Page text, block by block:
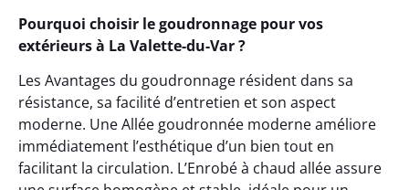
Pourquoi choisir le goudronnage pour vos
extérieurs à La Valette-du-Var ?
Les Avantages du goudronnage résident dans sa
résistance, sa facilité d’entretien et son aspect
moderne. Une Allée goudronnée moderne améliore
immédiatement l’esthétique d’un bien tout en
facilitant la circulation. L’Enrobé à chaud allée assure